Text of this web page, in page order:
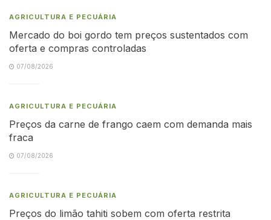
AGRICULTURA E PECUÁRIA
Mercado do boi gordo tem preços sustentados com
oferta e compras controladas
07/08/2026
AGRICULTURA E PECUÁRIA
Preços da carne de frango caem com demanda mais
fraca
07/08/2026
AGRICULTURA E PECUÁRIA
Preços do limão tahiti sobem com oferta restrita